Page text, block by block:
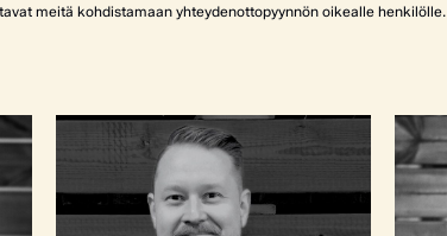
meitä kohdistamaan yhteydenottopyynnön oikealle henkilölle.